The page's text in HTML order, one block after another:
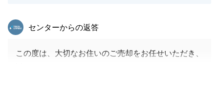
東急リバブル
センターからの返答
この度は、大切なお住いのご売却をお任せいただき、